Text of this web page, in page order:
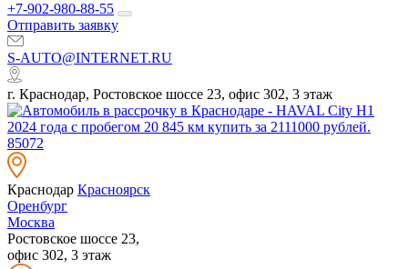
+7-902-980-88-55
Отправить заявку
S-AUTO@INTERNET.RU
г. Краснодар, Ростовское шоссе 23, офис 302, 3 этаж
Краснодар Красноярск
Оренбург
Москва
Ростовское шоссе 23,
офис 302, 3 этаж